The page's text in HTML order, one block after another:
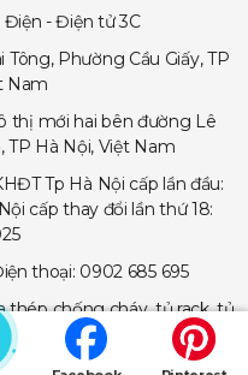
- Điện tử 3C
Tông, Phường Cầu Giấy, TP
Nam
thị mới hai bên đường Lê
TP Hà Nội, Việt Nam
Tp Hà Nội cấp lần đầu:
cấp thay đổi lần thứ 18:
thoại: 0902 685 695
thép chống cháy, tủ rack, tủ
cáp - máng cáp...